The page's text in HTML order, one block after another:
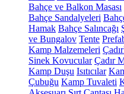
Bahçe ve Balkon Masası
Bahçe Sandalyeleri
Hamak Bahçe Salıncağı
ve Bungalov Tente
Kamp Malzemeleri
Sinek Kovucular Çadır
Kamp Duşu Isıtıcılar
Çubuğu Kamp Tuvaleti